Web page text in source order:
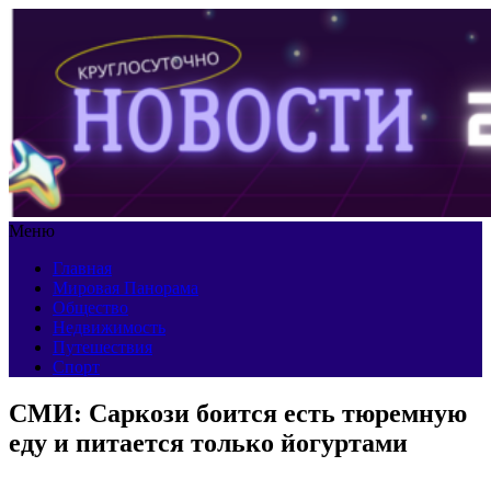
Меню
Главная
Мировая Панорама
Общество
Недвижимость
Путешествия
Спорт
СМИ: Саркози боится есть тюремную
еду и питается только йогуртами